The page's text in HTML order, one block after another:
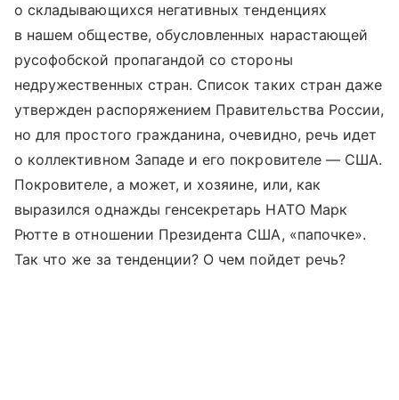
о складывающихся негативных тенденциях
в нашем обществе, обусловленных нарастающей
русофобской пропагандой со стороны
недружественных стран. Список таких стран даже
утвержден распоряжением Правительства России,
но для простого гражданина, очевидно, речь идет
о коллективном Западе и его покровителе — США.
Покровителе, а может, и хозяине, или, как
выразился однажды генсекретарь НАТО Марк
Рютте в отношении Президента США, «папочке».
Так что же за тенденции? О чем пойдет речь?